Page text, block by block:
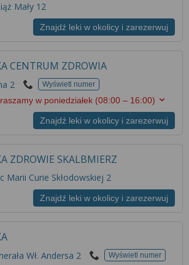
Mały 12
Znajdź leki w okolicy i zarezerwuj
CENTRUM ZDROWIA
2 Wyświetl numer
w poniedziałek (08:00 – 16:00)
Znajdź leki w okolicy i zarezerwuj
ZDROWIE SKALBMIERZ
Marii Curie Skłodowskiej 2
Znajdź leki w okolicy i zarezerwuj
Wł. Andersa 2 Wyświetl numer